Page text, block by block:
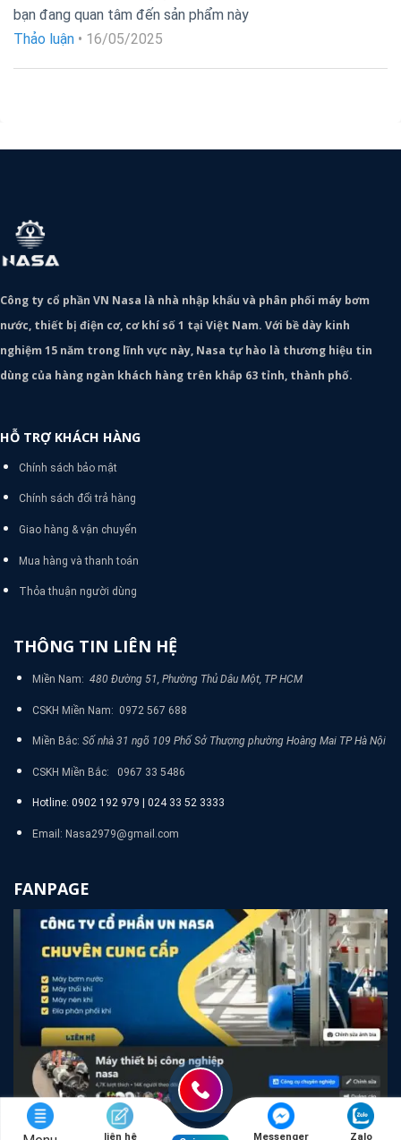
hạng 5 5
bạn đang quan tâm đến sản phẩm này
Thảo luận • 16/05/2025
Công ty cổ phần VN Nasa là nhà nhập khẩu và phân phối máy bơm
nước, thiết bị điện cơ, cơ khí số 1 tại Việt Nam. Với bề dày kinh
nghiệm 15 năm trong lĩnh vực này, Nasa tự hào là thương hiệu tin
dùng của hàng ngàn khách hàng trên khắp 63 tỉnh, thành phố.
HỖ TRỢ KHÁCH HÀNG
Chính sách bảo mật
Chính sách đổi trả hàng
Giao hàng & vận chuyển
Mua hàng và thanh toán
Thỏa thuận người dùng
THÔNG TIN LIÊN HỆ
Miền Nam: 480 Đường 51, Phường Thủ Dâu Một, TP HCM
CSKH Miền Nam: 0972 567 688
Miền Bắc: Số nhà 31 ngõ 109 Phố Sở Thượng phường Hoàng Mai TP Hà Nội
CSKH Miền Bắc: 0967 33 5486
Hotline: 0902 192 979 | 024 33 52 3333
Email: Nasa2979@gmail.com
FANPAGE
liên hệ Messenger Zalo